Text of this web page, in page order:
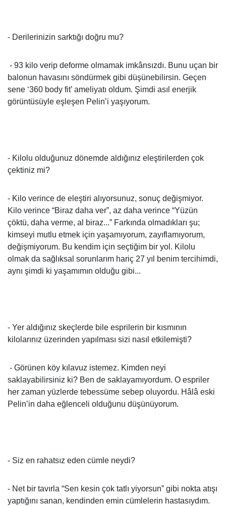
- Derilerinizin sarktığı doğru mu?
- 93 kilo verip deforme olmamak imkânsızdı. Bunu uçan bir
balonun havasını söndürmek gibi düşünebilirsin. Geçen
sene ‘360 body fit’ ameliyatı oldum. Şimdi asıl enerjik
görüntüsüyle eşleşen Pelin’i yaşıyorum.
- Kilolu olduğunuz dönemde aldığınız eleştirilerden çok
çektiniz mi?
- Kilo verince de eleştiri alıyorsunuz, sonuç değişmiyor.
Kilo verince “Biraz daha ver”, az daha verince “Yüzün
çöktü, daha verme, al biraz...” Farkında olmadıkları şu;
kimseyi mutlu etmek için yaşamıyorum, zayıflamıyorum,
değişmiyorum. Bu kendim için seçtiğim bir yol. Kilolu
olmak da sağlıksal sorunlarım hariç 27 yıl benim tercihimdi,
aynı şimdi ki yaşamımın olduğu gibi...
- Yer aldığınız skeçlerde bile esprilerin bir kısmının
kilolarınız üzerinden yapılması sizi nasıl etkilemişti?
- Görünen köy kılavuz istemez. Kimden neyi
saklayabilirsiniz ki? Ben de saklayamıyordum. O espriler
her zaman yüzlerde tebessüme sebep oluyordu. Hâlâ eski
Pelin’in daha eğlenceli olduğunu düşünüyorum.
- Siz en rahatsız eden cümle neydi?
- Net bir tavırla “Sen kesin çok tatlı yiyorsun” gibi nokta atışı
yaptığını sanan, kendinden emin cümlelerin hastasıydım.